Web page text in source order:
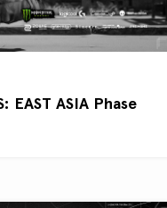
EAST ASIA Phase